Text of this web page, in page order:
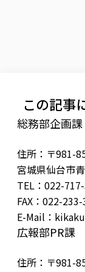
この記事
総務部企画課
住所：〒981-
宮城県仙台市
TEL：022-
FAX：022-
E-Mail：
広報部PR課
住所：〒981-